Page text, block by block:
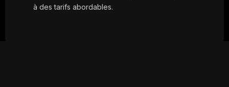
à des tarifs abordables.